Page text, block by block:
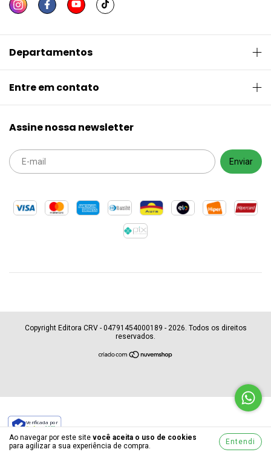
Ao navegar por este site você aceita o uso de cookies
para agilizar a sua experiência de compra.
Entendi
Departamentos
Entre em contato
Assine nossa newsletter
Verificada por
Copyright Editora CRV - 04791454000189 - 2026. Todos os direitos
reservados.